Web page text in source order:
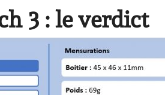
3 : le verdict